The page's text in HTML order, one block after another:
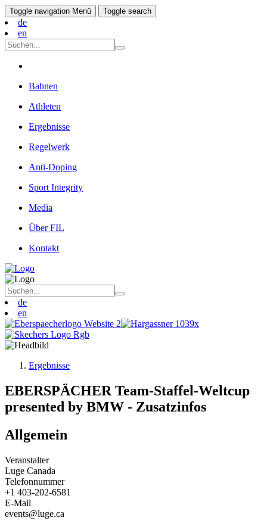
Toggle navigation Menü Toggle search
de
en
Bahnen
Athleten
Ergebnisse
Regelwerk
Anti-Doping
Sport Integrity
Media
Über FIL
Kontakt
de
en
Ergebnisse
EBERSPÄCHER Team-Staffel-Weltcup
presented by BMW - Zusatzinfos
Allgemein
Veranstalter
Luge Canada
Telefonnummer
+1 403-202-6581
E-Mail
events@luge.ca